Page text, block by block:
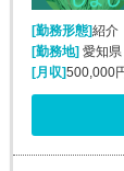
[勤務形態]紹介
[勤務地] 愛知
[月収]500,000